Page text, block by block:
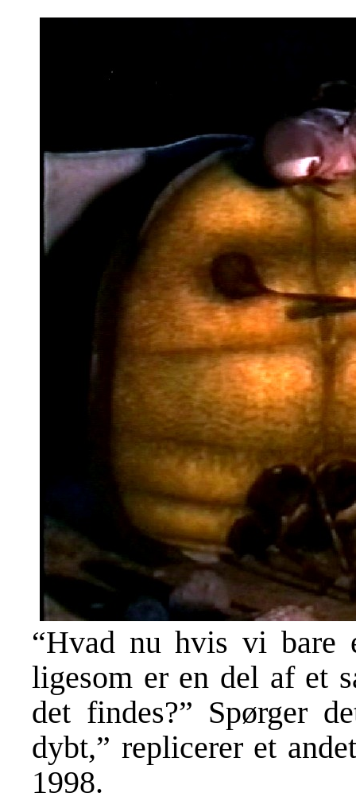
“Hvad nu hvis vi bare
ligesom er en del af et
det findes?” Spørger
dybt,” replicerer et
1998.